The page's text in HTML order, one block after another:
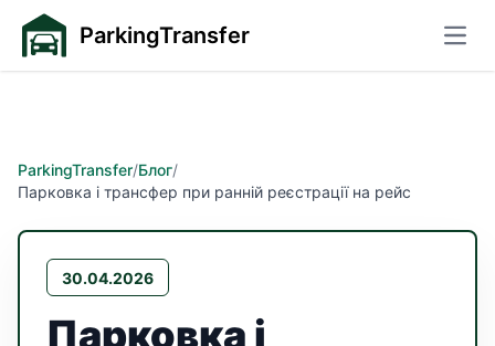
ParkingTransfer
ParkingTransfer/Блог/
Парковка і трансфер при ранній реєстрації на рейс
30.04.2026
Парковка і